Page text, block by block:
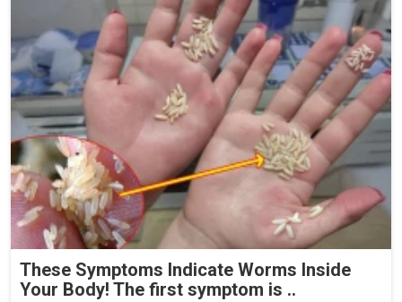
These Symptoms Indicate Worms Inside
Your Body! The first symptom is ..